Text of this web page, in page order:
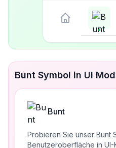
Bunt Symbol in UI
Bunt
Probieren Sie unser Bunt
Benutzeroberfläche in